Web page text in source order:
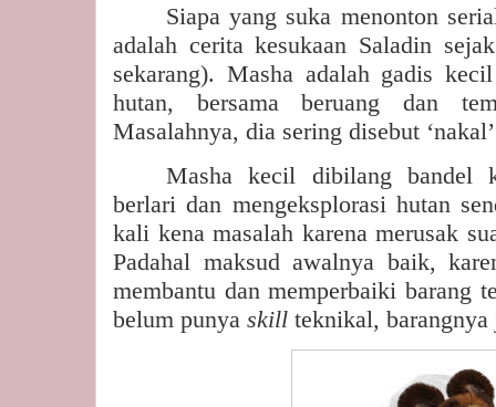
Siapa yang suka menonton
adalah cerita kesukaan Saladin
sekarang). Masha adalah gadis
hutan, bersama beruang dan
Masalahnya, dia sering disebut
Masha kecil dibilang bandel
berlari dan mengeksplorasi hutan
kali kena masalah karena merusak
Padahal maksud awalnya baik,
membantu dan memperbaiki barang
belum punya skill teknikal,